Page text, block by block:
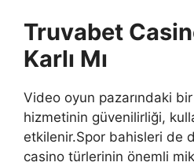
Truvabet
Karlı Mı
Video oyun pazarındaki
hizmetinin güvenilirliği,
etkilenir.Spor bahisleri de
casino türlerinin önemli